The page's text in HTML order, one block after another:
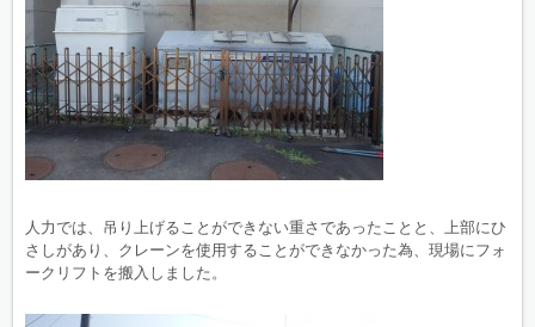
人力では、吊り上げることができない重さであったことと、上部にひ
さしがあり、クレーンを使用することができなかった為、現場にフォ
ークリフトを搬入しました。